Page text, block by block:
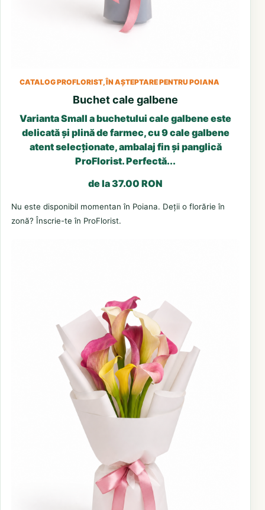
CATALOG PROFLORIST, ÎN AȘTEPTARE PENTRU POIANA
Buchet cale galbene
Varianta Small a buchetului cale galbene este
delicată și plină de farmec, cu 9 cale galbene
atent selecționate, ambalaj fin și panglică
ProFlorist. Perfectă...
de la 37.00 RON
Nu este disponibil momentan în Poiana. Deții o florărie în
zonă? Înscrie-te în ProFlorist.